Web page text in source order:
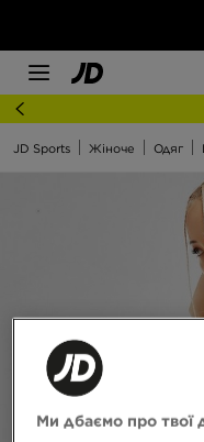
JD Sports Жіноче Одяг
Ми дбаємо про твої